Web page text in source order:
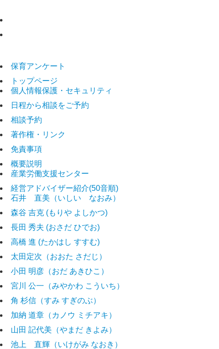
保育アンケート
トップページ
個人情報保護・セキュリティ
日程から相談をご予約
相談予約
著作権・リンク
免責事項
概要説明
産業労働支援センター
経営アドバイザー紹介(50音順)
石井 直美（いしい なおみ）
森谷 吉克 (もりや よしかつ)
長田 秀夫 (おさだ ひでお)
高橋 進 (たかはし すすむ)
太田定次（おおた さだじ）
小田 明彦（おだ あきひこ）
宮川 公一（みやかわ こういち）
角 杉信（すみ すぎのぶ）
加納 道章（カノウ ミチアキ）
山田 記代美（やまだ きよみ）
池上 直輝（いけがみ なおき）